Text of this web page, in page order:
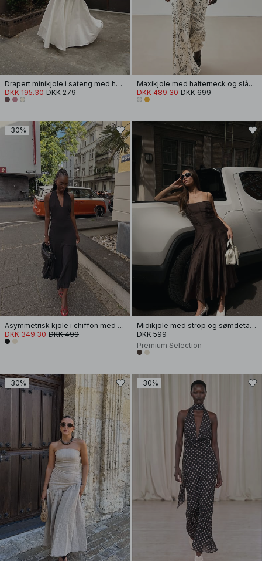
Drapert minikjole i sateng med halterneck
DKK 195.30 DKK 279
Maxikjole med halterneck og slå-om-detalje
DKK 489.30 DKK 699
-30%
Asymmetrisk kjole i chiffon med halterneck
DKK 349.30 DKK 499
Midikjole med strop og sømdetalje
DKK 599
Premium Selection
-30% -30%